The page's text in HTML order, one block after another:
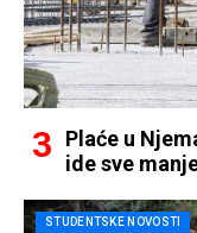
Plaće u
ide sve
STUDENTSKE NOVOSTI